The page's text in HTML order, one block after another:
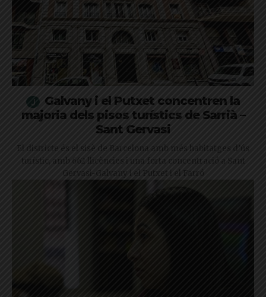
Galvany i el Putxet concentren la
majoria dels pisos turístics de Sarrià –
Sant Gervasi
El districte és el sisè de Barcelona amb més habitatges d’ús
turístic, amb 662 llicències i una forta concentració a Sant
Gervasi-Galvany i el Putxet i el Farró